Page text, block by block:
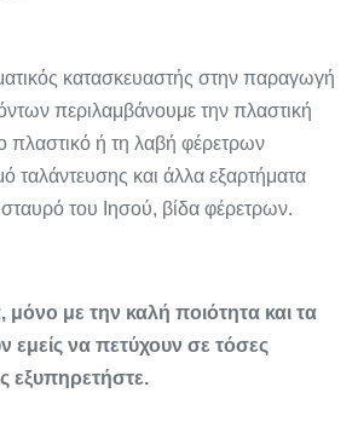
κατασκευαστής στην παραγωγή
περιλαμβάνουμε την πλαστική
πλαστικό ή τη λαβή φέρετρων
ταλάντευσης και άλλα εξαρτήματα
του Ιησού, βίδα φέρετρων.
με την καλή ποιότητα και τα
εμείς να πετύχουν σε τόσες
εξυπηρετήστε.